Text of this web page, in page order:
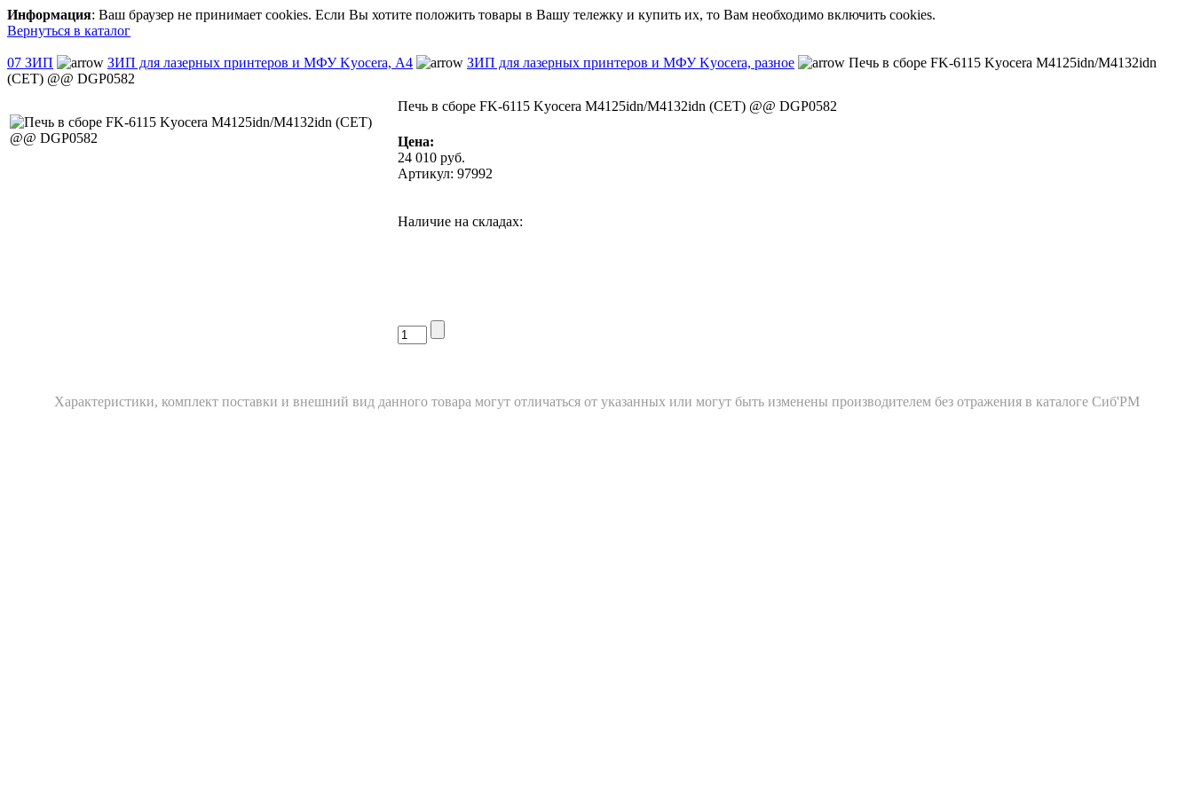
Информация: Ваш браузер не принимает cookies. Если Вы хотите положить товары в Вашу тележку и купить их, то Вам необходимо включить cookies.
Вернуться в каталог
07 ЗИП ЗИП для лазерных принтеров и МФУ Kyocera, А4 ЗИП для лазерных принтеров и МФУ Kyocera, разное
Печь в сборе FK-6115 Kyocera M4125idn/M4132idn
(CET) @@ DGP0582
Печь в сборе FK-6115 Kyocera M4125idn/M4132idn (CET) @@ DGP0582
Цена:
24 010 руб.
Артикул: 97992
Наличие на складах:
Xарактеристики, комплект поставки и внешний вид данного товара могут отличаться от указанных или могут быть изменены производителем без отражения в каталоге Сиб'РМ